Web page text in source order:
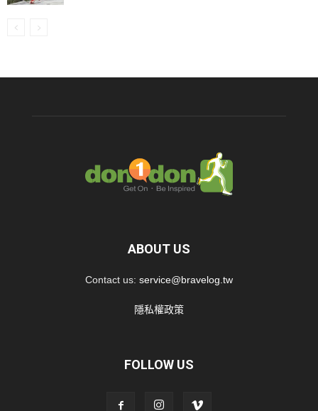
ABOUT US
Contact us: service@bravelog.tw
隱私權政策
FOLLOW US